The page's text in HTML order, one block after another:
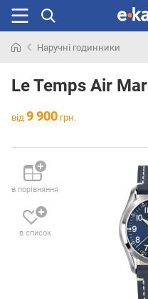
раніше
Наручні годинники
Le Temps Air
від 9 900 грн.
в порівняння
в список